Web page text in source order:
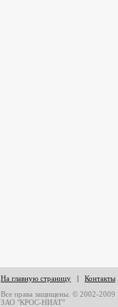
На главную страницу | Контакты
Все права защищены. © 2002-2009
ЗАО "КРОС-НИАТ"